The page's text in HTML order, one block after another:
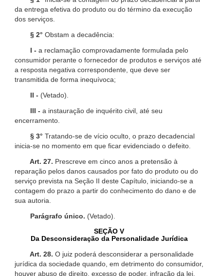
da entrega efetiva do produto ou do término da execução
dos serviços.
§ 2° Obstam a decadência:
I - a reclamação comprovadamente formulada pelo
consumidor perante o fornecedor de produtos e serviços até
a resposta negativa correspondente, que deve ser
transmitida de forma inequívoca;
II - (Vetado).
III - a instauração de inquérito civil, até seu
encerramento.
§ 3° Tratando-se de vício oculto, o prazo decadencial
inicia-se no momento em que ficar evidenciado o defeito.
Art. 27. Prescreve em cinco anos a pretensão à
reparação pelos danos causados por fato do produto ou do
serviço prevista na Seção II deste Capítulo, iniciando-se a
contagem do prazo a partir do conhecimento do dano e de
sua autoria.
Parágrafo único. (Vetado).
SEÇÃO V
Da Desconsideração da Personalidade Jurídica
Art. 28. O juiz poderá desconsiderar a personalidade
jurídica da sociedade quando, em detrimento do consumidor,
houver abuso de direito, excesso de poder, infração da lei,